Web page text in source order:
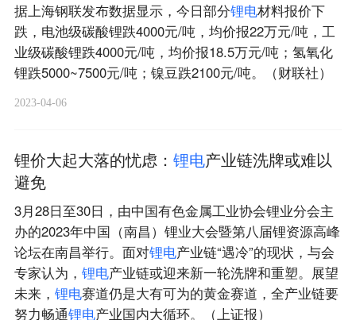
据上海钢联发布数据显示，今日部分锂电材料报价下
跌，电池级碳酸锂跌4000元/吨，均价报22万元/吨，工
业级碳酸锂跌4000元/吨，均价报18.5万元/吨；氢氧化
锂跌5000~7500元/吨；镍豆跌2100元/吨。（财联社）
2023-04-06
锂价大起大落的忧虑： 锂电产业链洗牌或难以
避免
3月28日至30日，由中国有色金属工业协会锂业分会主
办的2023年中国（南昌）锂业大会暨第八届锂资源高峰
论坛在南昌举行。面对锂电产业链“遇冷”的现状，与会
专家认为， 锂电产业链或迎来新一轮洗牌和重塑。展望
未来， 锂电赛道仍是大有可为的黄金赛道，全产业链要
努力畅通锂电产业国内大循环。（上证报）